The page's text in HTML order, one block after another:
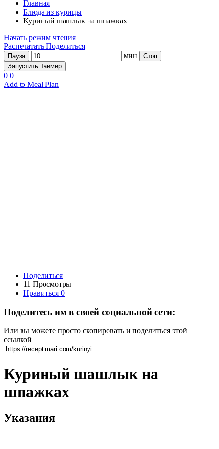
Главная
Блюда из курицы
Куриный шашлык на шпажках
Начать режим чтения
Распечатать Поделиться
Пауза мин
Стоп
Запустить Таймер
0 0
Add to Meal Plan
Поделиться
11 Просмотры
Нравиться 0
Поделитесь им в своей социальной сети:
Или вы можете просто скопировать и поделиться этой
ссылкой
Куриный шашлык на
шпажках
Указания